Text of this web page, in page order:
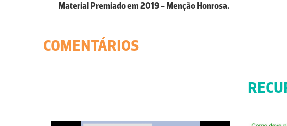
Material Premiado em 2019 - Menção Honrosa.
COMENTÁRIOS